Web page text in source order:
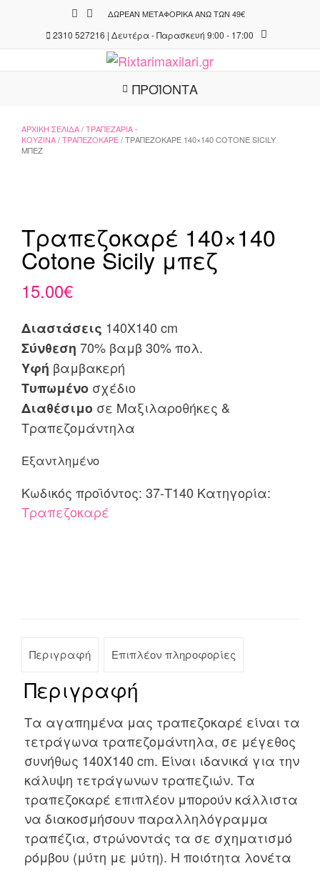
content
ΔΩΡΕΆΝ ΜΕΤΑΦΟΡΙΚΆ ΆΝΩ ΤΩΝ 49€
2310 527216 | Δευτέρα - Παρασκευή 9:00 - 17:00
ΠΡΟΪΟΝΤΑ
ΑΡΧΙΚΉ ΣΕΛΊΔΑ/ΤΡΑΠΕΖΑΡΊΑ -
ΚΟΥΖΊΝΑ/ΤΡΑΠΕΖΟΚΑΡΈ/ ΤΡΑΠΕΖΟΚΑΡΈ 140×140 COTONE SICILY
ΜΠΕΖ
Τραπεζοκαρέ 140×140
Cotone Sicily μπεζ
15.00€
Διαστάσεις 140X140 cm
Σύνθεση 70% βαμβ 30% πολ.
Υφή βαμβακερή
Τυπωμένο σχέδιο
Διαθέσιμο σε Μαξιλαροθήκες &
Τραπεζομάντηλα
Εξαντλημένο
Κωδικός προϊόντος: 37-Τ140 Κατηγορία:
Τραπεζοκαρέ
Περιγραφή Επιπλέον πληροφορίες
Περιγραφή
Τα αγαπημένα μας τραπεζοκαρέ είναι τα
τετράγωνα τραπεζομάντηλα, σε μέγεθος
συνήθως 140Χ140 cm. Είναι ιδανικά για την
κάλυψη τετράγωνων τραπεζιών. Τα
τραπεζοκαρέ επιπλέον μπορούν κάλλιστα
να διακοσμήσουν παραλληλόγραμμα
τραπέζια, στρώνοντάς τα σε σχηματισμό
ρόμβου (μύτη με μύτη). Η ποιότητα λονέτα